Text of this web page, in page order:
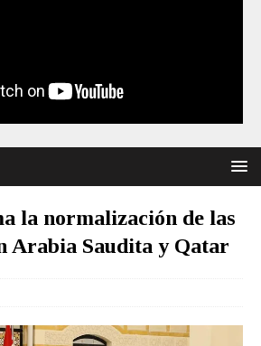
la normalización de las
Arabia Saudita y Qatar